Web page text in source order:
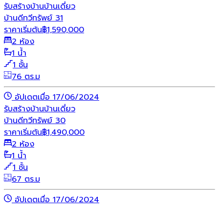
รับสร้างบ้านบ้านเดี่ยว
บ้านดีทวีทรัพย์ 31
ราคาเริ่มต้น฿1,590,000
2 ห้อง
1 น้ำ
1 ชั้น
76 ตร.ม
อัปเดตเมื่อ 17/06/2024
รับสร้างบ้านบ้านเดี่ยว
บ้านดีทวีทรัพย์ 30
ราคาเริ่มต้น฿1,490,000
2 ห้อง
1 น้ำ
1 ชั้น
67 ตร.ม
อัปเดตเมื่อ 17/06/2024